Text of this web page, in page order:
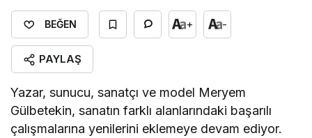
BEĞEN + -
PAYLAŞ
Yazar, sunucu, sanatçı ve model Meryem
Gülbetekin, sanatın farklı alanlarındaki başarılı
çalışmalarına yenilerini eklemeye devam ediyor.